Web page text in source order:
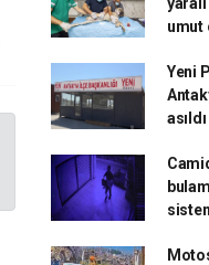
umut
Yeni
asıldı